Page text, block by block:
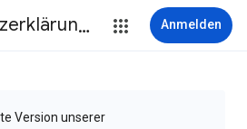
Datenschutzerklärung & Nutzungsbedingungen Anmelden
Version unserer